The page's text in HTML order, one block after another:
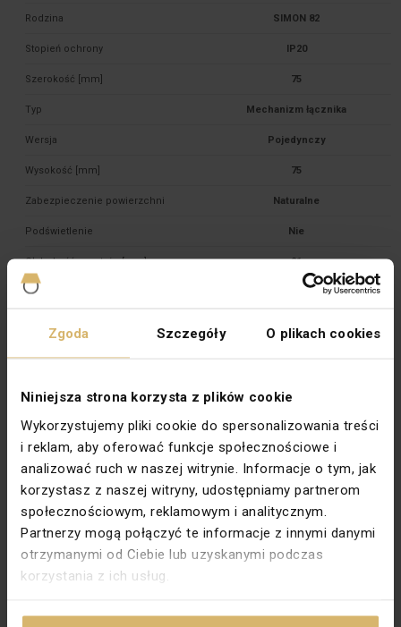
Zgoda Szczegóły O plikach cookies
Niniejsza strona korzysta z plików cookie
Wykorzystujemy pliki cookie do spersonalizowania treści
i reklam, aby oferować funkcje społecznościowe i
analizować ruch w naszej witrynie. Informacje o tym, jak
korzystasz z naszej witryny, udostępniamy partnerom
społecznościowym, reklamowym i analitycznym.
Partnerzy mogą połączyć te informacje z innymi danymi
otrzymanymi od Ciebie lub uzyskanymi podczas
korzystania z ich usług.
Rodzina SIMON 82
Stopień ochrony IP20
Szerokość [mm] 75
Typ Mechanizm łącznika
Wersja Pojedynczy
Wysokość [mm] 75
Zabezpieczenie powierzchni Naturalne
Podświetlenie Nie
Głębokość montażu [mm] 21
Typ zacisków Bezgwintowe
Pozostałe dane techniczne
Konfiguracja elementów Element podstawowy
Sposób montażu Montaż podtynkowy
Materiał Metal
Zabezpieczenie powierzchni Stan surowy
Napięcie znamionowe 250 V